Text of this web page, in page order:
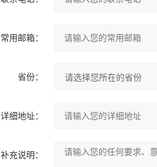
常用邮箱：
省份：
详细地址：
补充说明：